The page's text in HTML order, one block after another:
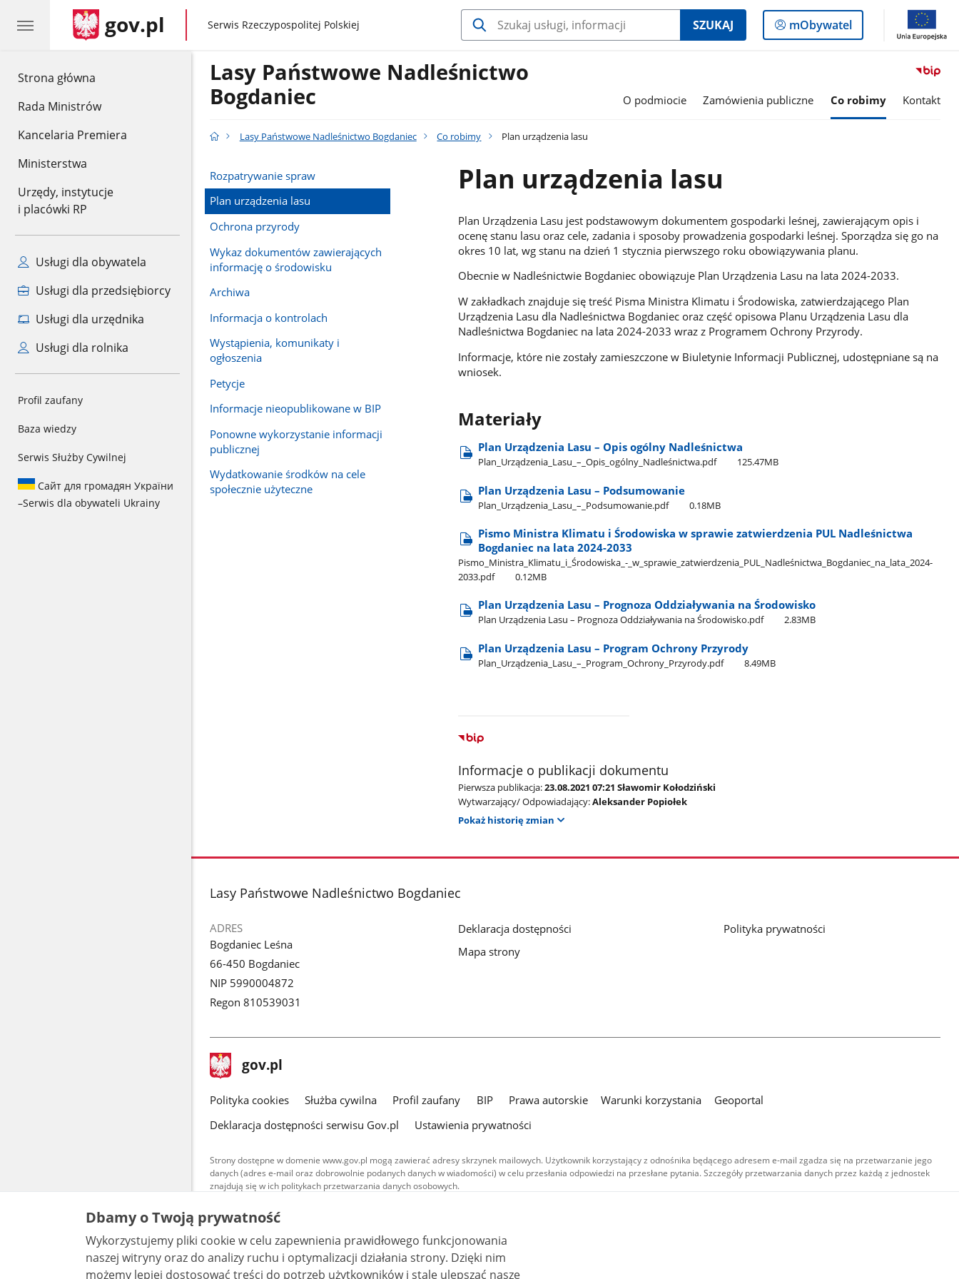
Strona główna
Rada Ministrów
Kancelaria Premiera
Ministerstwa
Urzędy, instytucje
i placówki RP
Usługi dla obywatela
Usługi dla przedsiębiorcy
Usługi dla urzędnika
Usługi dla rolnika
Profil zaufany
Baza wiedzy
Serwis Służby Cywilnej
Сайт для громадян України
–Serwis dla obywateli Ukrainy
gov.pl gov.pl
Serwis Rzeczypospolitej Polskiej SZUKAJ
Logowanie
do
mObywatel
Lasy Państwowe Nadleśnictwo
Bogdaniec
O podmiocie Zamówienia publiczne Co robimy Kontakt
Lasy Państwowe Nadleśnictwo Bogdaniec Co robimy Plan urządzenia lasu
Rozpatrywanie spraw
Plan urządzenia lasu
Ochrona przyrody
Wykaz dokumentów zawierających
informację o środowisku
Archiwa
Informacja o kontrolach
Wystąpienia, komunikaty i
ogłoszenia
Petycje
Informacje nieopublikowane w BIP
Ponowne wykorzystanie informacji
publicznej
Wydatkowanie środków na cele
społecznie użyteczne
Plan urządzenia lasu
Plan Urządzenia Lasu jest podstawowym dokumentem gospodarki leśnej, zawierającym opis i
ocenę stanu lasu oraz cele, zadania i sposoby prowadzenia gospodarki leśnej. Sporządza się go na
okres 10 lat, wg stanu na dzień 1 stycznia pierwszego roku obowiązywania planu.
Obecnie w Nadleśnictwie Bogdaniec obowiązuje Plan Urządzenia Lasu na lata 2024-2033.
W zakładkach znajduje się treść Pisma Ministra Klimatu i Środowiska, zatwierdzającego Plan
Urządzenia Lasu dla Nadleśnictwa Bogdaniec oraz część opisowa Planu Urządzenia Lasu dla
Nadleśnictwa Bogdaniec na lata 2024-2033 wraz z Programem Ochrony Przyrody.
Informacje, które nie zostały zamieszczone w Biuletynie Informacji Publicznej, udostępniane są na
wniosek.
Materiały
Plan Urządzenia Lasu – Opis ogólny Nadleśnictwa
Plan​_Urządzenia​_Lasu​_–​_Opis​_ogólny​_Nadleśnictwa.pdf 125.47MB
Plan Urządzenia Lasu – Podsumowanie
Plan​_Urządzenia​_Lasu​_–​_Podsumowanie.pdf 0.18MB
Pismo Ministra Klimatu i Środowiska w sprawie zatwierdzenia PUL Nadleśnictwa
Bogdaniec na lata 2024-2033
Pismo​_Ministra​_Klimatu​_i​_Środowiska​_-​_w​_sprawie​_zatwierdzenia​_PUL​_Nadleśnictwa​_Bogdaniec​_na​_lata​_2024-
2033.pdf
0.12MB
Plan Urządzenia Lasu – Prognoza Oddziaływania na Środowisko
Plan Urządzenia Lasu – Prognoza Oddziaływania na Środowisko.pdf 2.83MB
Plan Urządzenia Lasu – Program Ochrony Przyrody
Plan​_Urządzenia​_Lasu​_–​_Program​_Ochrony​_Przyrody.pdf 8.49MB
Informacje o publikacji dokumentu
Pierwsza publikacja:23.08.2021 07:21 Sławomir Kołodziński
Wytwarzający/ Odpowiadający:Aleksander Popiołek
Pokaż historię zmian
stopka
Lasy Państwowe Nadleśnictwo Bogdaniec
ADRES
Bogdaniec Leśna
66-450 Bogdaniec
NIP 5990004872
Regon 810539031
Deklaracja dostępności
Mapa strony
Polityka prywatności
stopka
gov.pl Strona
gov.pl
gov.pl
Polityka cookies Służba cywilna Profil zaufany BIP Prawa autorskie Warunki korzystania
Geoportal
Deklaracja dostępności serwisu Gov.pl
Ustawienia prywatności
Strony dostępne w domenie www.gov.pl mogą zawierać adresy skrzynek mailowych. Użytkownik korzystający z odnośnika będącego adresem e-mail zgadza się na przetwarzanie jego
danych (adres e-mail oraz dobrowolnie podanych danych w wiadomości) w celu przesłania odpowiedzi na przesłane pytania. Szczegóły przetwarzania danych przez każdą z jednostek
znajdują się w ich politykach przetwarzania danych osobowych.
Treści tekstowe publikowane w serwisie (z wyłączeniem treści audiowizualnych), są
udostępniane na licencji typu Creative Commons: uznanie autorstwa - na tych samych
warunkach 4.0 (CC BY-SA 4.0). Materiały audiowizualne, w tym zdjęcia, materiały audio i wideo,
są udostępniane na licencji typu Creative Commons: uznanie autorstwa użycie niekomercyjne -
bez utworów zależnych 4.0 (CC BY-NC-ND 4.0), o ile nie jest to stwierdzone inaczej.
Dbamy o Twoją prywatność
Wykorzystujemy pliki cookie w celu zapewnienia prawidłowego funkcjonowania
naszej witryny oraz do analizy ruchu i optymalizacji działania strony. Dzięki nim
możemy lepiej dostosować treści do potrzeb użytkowników i stale ulepszać nasze